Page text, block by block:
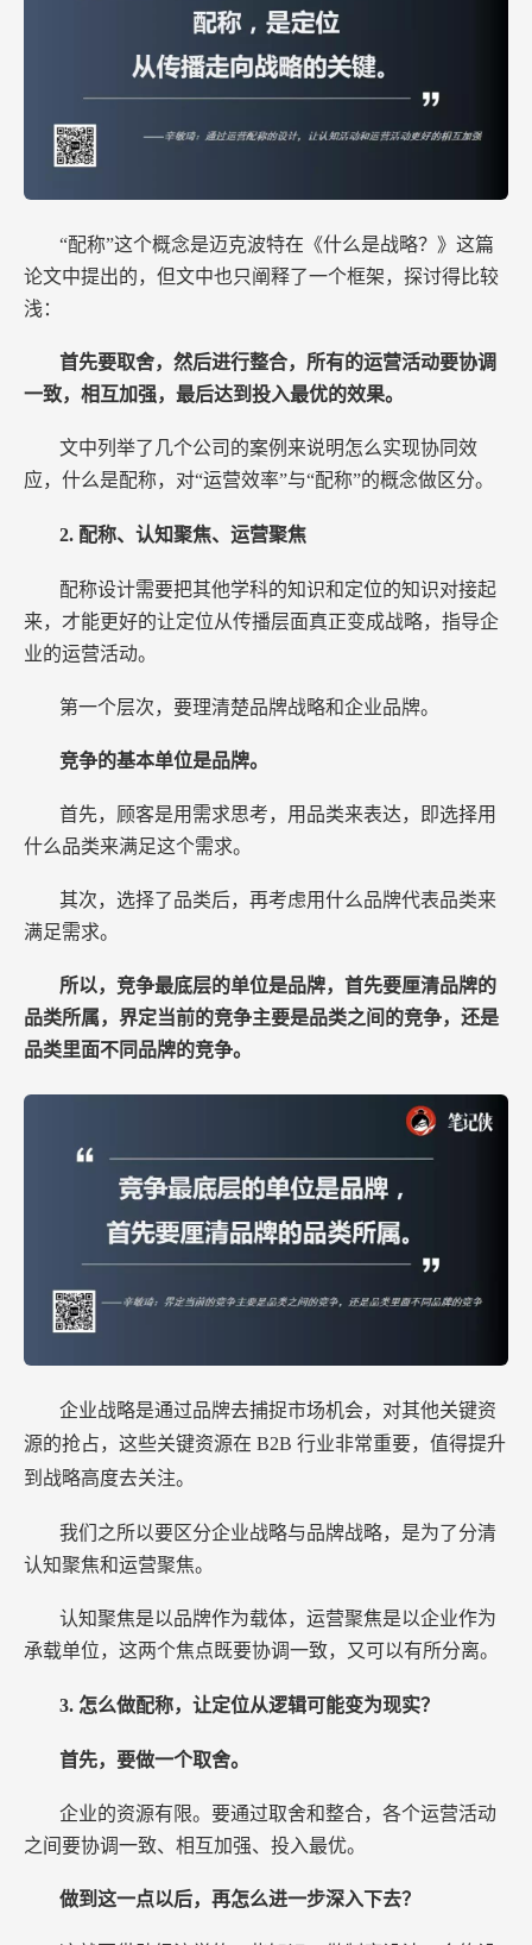
“配称”这个概念是迈克波特在《什么是战略？》这篇
论文中提出的，但文中也只阐释了一个框架，探讨得比较
浅：
首先要取舍，然后进行整合，所有的运营活动要协调
一致，相互加强，最后达到投入最优的效果。
文中列举了几个公司的案例来说明怎么实现协同效
应，什么是配称，对“运营效率”与“配称”的概念做区分。
2. 配称、认知聚焦、运营聚焦
配称设计需要把其他学科的知识和定位的知识对接起
来，才能更好的让定位从传播层面真正变成战略，指导企
业的运营活动。
第一个层次，要理清楚品牌战略和企业品牌。
竞争的基本单位是品牌。
首先，顾客是用需求思考，用品类来表达，即选择用
什么品类来满足这个需求。
其次，选择了品类后，再考虑用什么品牌代表品类来
满足需求。
所以，竞争最底层的单位是品牌，首先要厘清品牌的
品类所属，界定当前的竞争主要是品类之间的竞争，还是
品类里面不同品牌的竞争。
企业战略是通过品牌去捕捉市场机会，对其他关键资
源的抢占，这些关键资源在 B2B 行业非常重要，值得提升
到战略高度去关注。
我们之所以要区分企业战略与品牌战略，是为了分清
认知聚焦和运营聚焦。
认知聚焦是以品牌作为载体，运营聚焦是以企业作为
承载单位，这两个焦点既要协调一致，又可以有所分离。
3. 怎么做配称，让定位从逻辑可能变为现实？
首先，要做一个取舍。
企业的资源有限。要通过取舍和整合，各个运营活动
之间要协调一致、相互加强、投入最优。
做到这一点以后，再怎么进一步深入下去？